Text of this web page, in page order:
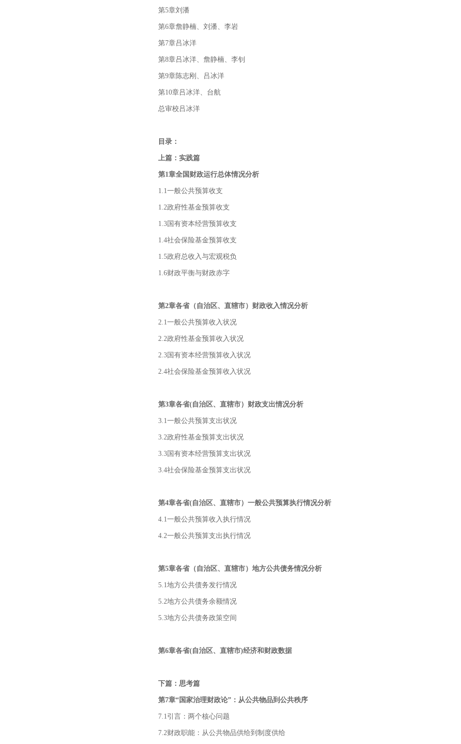
第5章刘潘
第6章詹静楠、刘潘、李岩
第7章吕冰洋
第8章吕冰洋、詹静楠、李钊
第9章陈志刚、吕冰洋
第10章吕冰洋、台航
总审校吕冰洋
目录：
上篇：实践篇
第1章全国财政运行总体情况分析
1.1一般公共预算收支
1.2政府性基金预算收支
1.3国有资本经营预算收支
1.4社会保险基金预算收支
1.5政府总收入与宏观税负
1.6财政平衡与财政赤字
第2章各省（自治区、直辖市）财政收入情况分析
2.1一般公共预算收入状况
2.2政府性基金预算收入状况
2.3国有资本经营预算收入状况
2.4社会保险基金预算收入状况
第3章各省(自治区、直辖市）财政支出情况分析
3.1一般公共预算支出状况
3.2政府性基金预算支出状况
3.3国有资本经营预算支出状况
3.4社会保险基金预算支出状况
第4章各省(自治区、直辖市）一般公共预算执行情况分析
4.1一般公共预算收入执行情况
4.2一般公共预算支出执行情况
第5章各省（自治区、直辖市）地方公共债务情况分析
5.1地方公共债务发行情况
5.2地方公共债务余额情况
5.3地方公共债务政策空间
第6章各省(自治区、直辖市)经济和财政数据
下篇：思考篇
第7章“国家治理财政论”：从公共物品到公共秩序
7.1引言：两个核心问题
7.2财政职能：从公共物品供给到制度供给